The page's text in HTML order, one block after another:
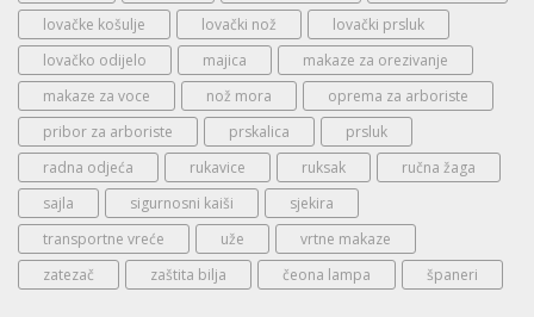
lovačke košulje
lovački nož
lovački prsluk
lovačko odijelo
majica
makaze za orezivanje
makaze za voce
nož mora
oprema za arboriste
pribor za arboriste
prskalica
prsluk
radna odjeća
rukavice ruksak
ručna žaga
sajla
sigurnosni kaiši
sjekira
transportne vreće
uže
vrtne makaze
zatezač
zaštita bilja čeona lampa španeri